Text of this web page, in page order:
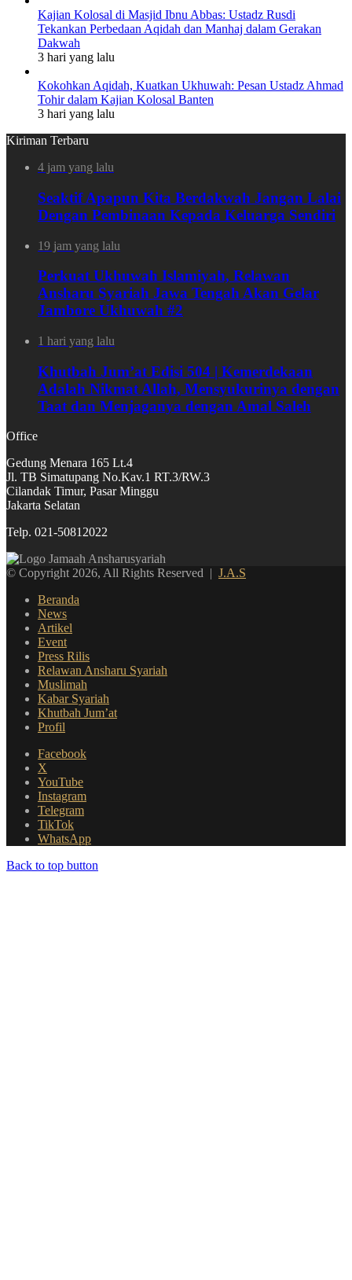
Kajian Kolosal di Masjid Ibnu Abbas: Ustadz Rusdi
Tekankan Perbedaan Aqidah dan Manhaj dalam Gerakan
Dakwah
3 hari yang lalu
Kokohkan Aqidah, Kuatkan Ukhuwah: Pesan Ustadz Ahmad
Tohir dalam Kajian Kolosal Banten
3 hari yang lalu
Kiriman Terbaru
4 jam yang lalu
Seaktif Apapun Kita Berdakwah Jangan Lalai
Dengan Pembinaan Kepada Keluarga Sendiri
19 jam yang lalu
Perkuat Ukhuwah Islamiyah, Relawan
Ansharu Syariah Jawa Tengah Akan Gelar
Jambore Ukhuwah #2
1 hari yang lalu
Khutbah Jum’at Edisi 504 | Kemerdekaan
Adalah Nikmat Allah, Mensyukurinya dengan
Taat dan Menjaganya dengan Amal Saleh
Office
Gedung Menara 165 Lt.4
Jl. TB Simatupang No.Kav.1 RT.3/RW.3
Cilandak Timur, Pasar Minggu
Jakarta Selatan
Telp. 021-50812022
© Copyright 2026, All Rights Reserved | J.A.S
Beranda
News
Artikel
Event
Press Rilis
Relawan Ansharu Syariah
Muslimah
Kabar Syariah
Khutbah Jum’at
Profil
Facebook
X
YouTube
Instagram
Telegram
TikTok
WhatsApp
Back to top button